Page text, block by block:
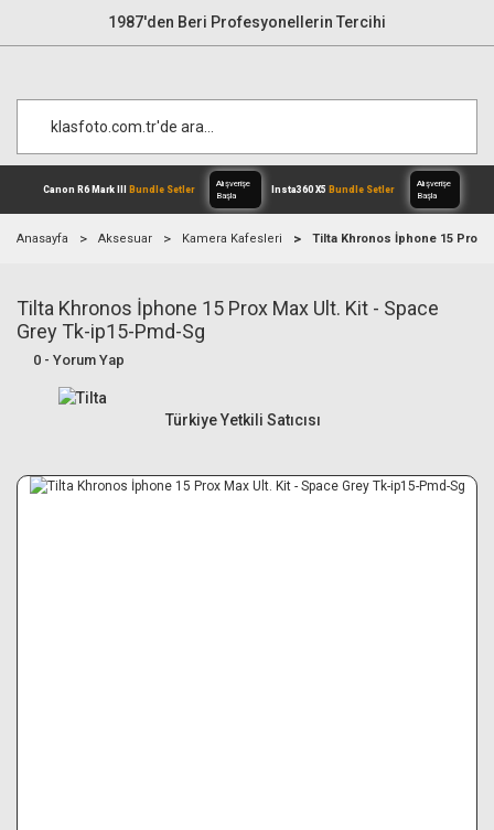
1987'den Beri Profesyonellerin Tercihi
Canon R6 Mark IIIBundle Setler
Alışverişe
Anasayfa Aksesuar Kamera Kafesleri Tilta Khronos İphone 15 Prox
Tilta Khronos İphone 15 Prox Max Ult. Kit - Space
Grey Tk-ip15-Pmd-Sg
0 - Yorum Yap
Türkiye Yetkili Satıcısı